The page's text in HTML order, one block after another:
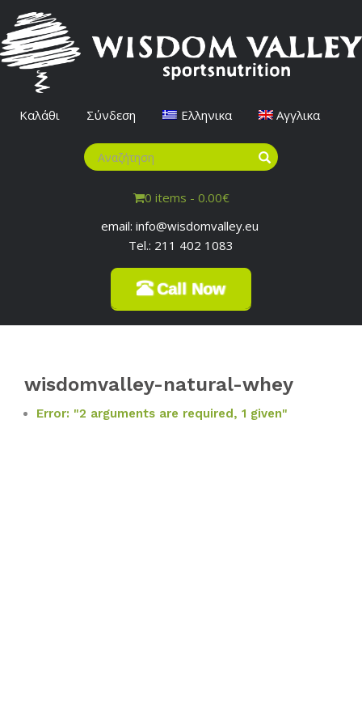
Καλάθι Σύνδεση Ελληνικα Αγγλικα
0 items - 0.00€
email: info@wisdomvalley.eu
Tel.: 211 402 1083
Call Now
wisdomvalley-natural-whey
Error: "2 arguments are required, 1 given"